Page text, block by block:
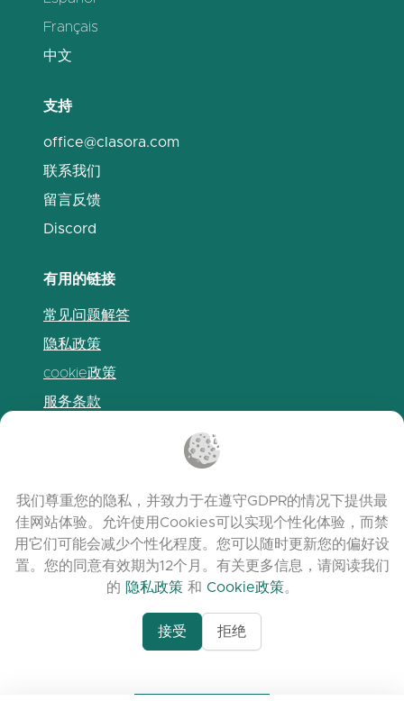
Français
中文
支持
office@clasora.com
联系我们
留言反馈
Discord
有用的链接
常见问题解答
隐私政策
cookie政策
服务条款
© 2026 clasora.com platform | 版权所有 |
Developed byC9 Group
我们尊重您的隐私，并致力于在遵守GDPR的情况下提供最
佳网站体验。允许使用Cookies可以实现个性化体验，而禁
用它们可能会减少个性化程度。您可以随时更新您的偏好设
置。您的同意有效期为12个月。有关更多信息，请阅读我们
的 隐私政策 和 Cookie政策。
接受 拒绝